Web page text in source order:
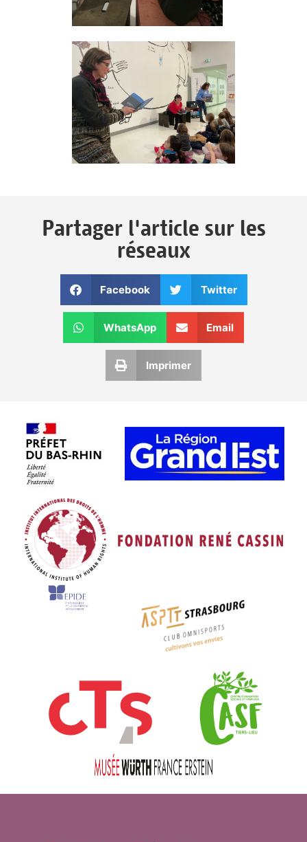
Partager l'article sur les
réseaux
Facebook Twitter
WhatsApp Email
Imprimer